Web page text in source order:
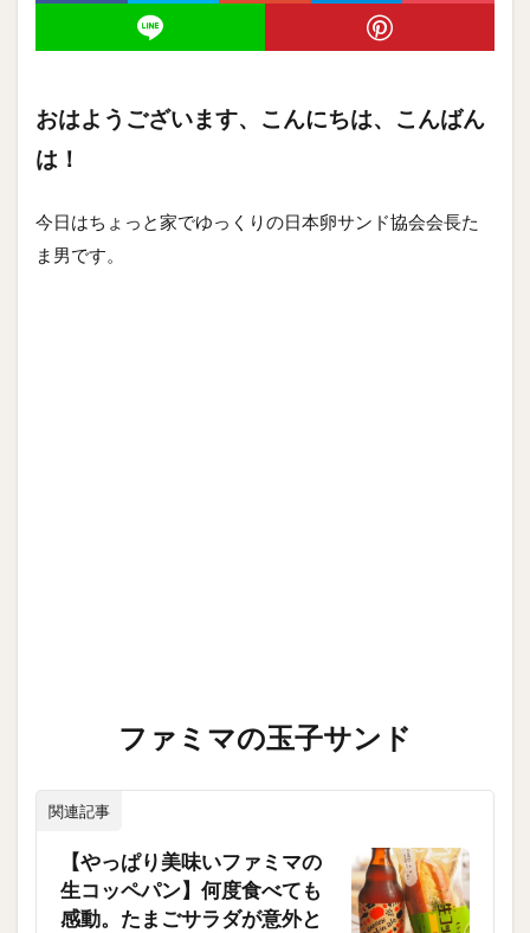
おはようございます、こんにちは、こんばん
は！
今日はちょっと家でゆっくりの日本卵サンド協会会長た
ま男です。
ファミマの玉子サンド
関連記事
【やっぱり美味いファミマの
生コッペパン】何度食べても
感動。たまごサラダが意外と